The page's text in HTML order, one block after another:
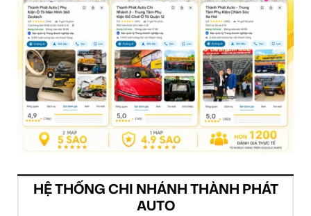
HỆ THỐNG CHI NHÁNH THÀNH PHÁT
AUTO